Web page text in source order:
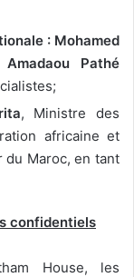
: Mohamed
Amadaou Pathé
, Ministre des
africaine et
du Maroc, en tant
confidentiels
House, les